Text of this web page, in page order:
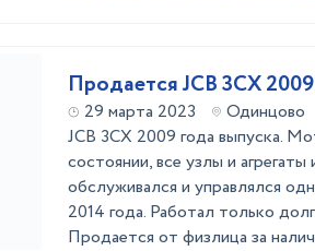
Продается JCB 3CX 2009
29 марта 2023
Одинцово
JCB 3CX 2009 года выпуска.
состоянии, все узлы и
обслуживался и управлялся
2014 года. Работал только
Продается от физлица за